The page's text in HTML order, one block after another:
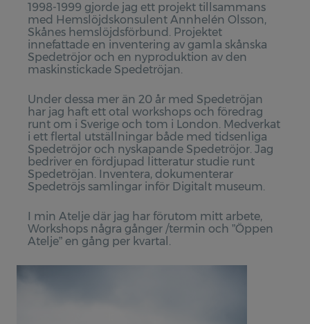
Produkter
Spedetröja
Provlapps kit för Spedetröjan
Pulsvärmare
Stolan
Kaffefilter
Försäljning
Provlapps kit för Spedetröjan
Muddar
1998-1999 gjorde jag ett projekt tillsammans
med Hemslöjdskonsulent Annhelén Olsson,
Skånes hemslöjdsförbund. Projektet
innefattade en inventering av gamla skånska
Spedetröjor och en nyproduktion av den
maskinstickade Spedetröjan.
Under dessa mer än 20 år med Spedetröjan
har jag haft ett otal workshops och föredrag
runt om i Sverige och tom i London. Medverkat
i ett flertal utställningar både med tidsenliga
Spedetröjor och nyskapande Spedetröjor. Jag
bedriver en fördjupad litteratur studie runt
Spedetröjan. Inventera, dokumenterar
Spedetröjs samlingar inför Digitalt museum.
I min Atelje där jag har förutom mitt arbete,
Workshops några gånger /termin och ”Öppen
Atelje” en gång per kvartal.